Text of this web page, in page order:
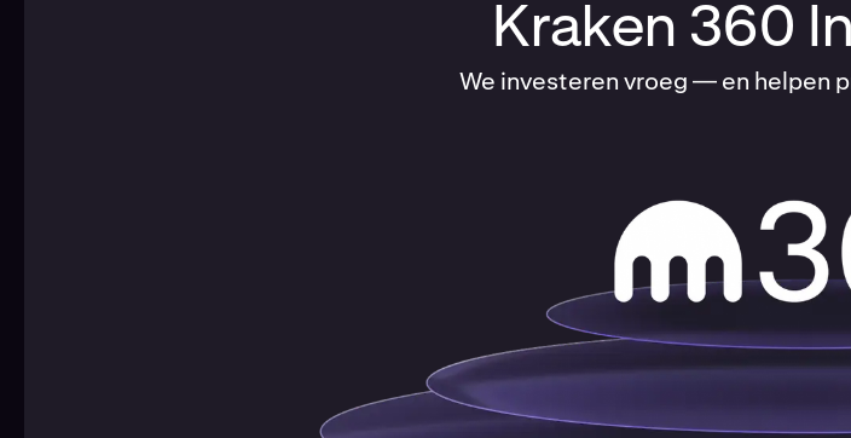
Kraken 360
We investeren vroeg — en helpen